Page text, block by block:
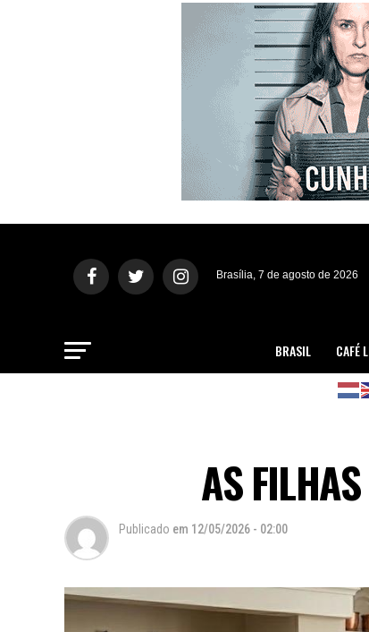
Brasília, 7 de agosto de 2026
BRASIL CAFÉ
AS
Publicado em 12/05/2026 - 02:00